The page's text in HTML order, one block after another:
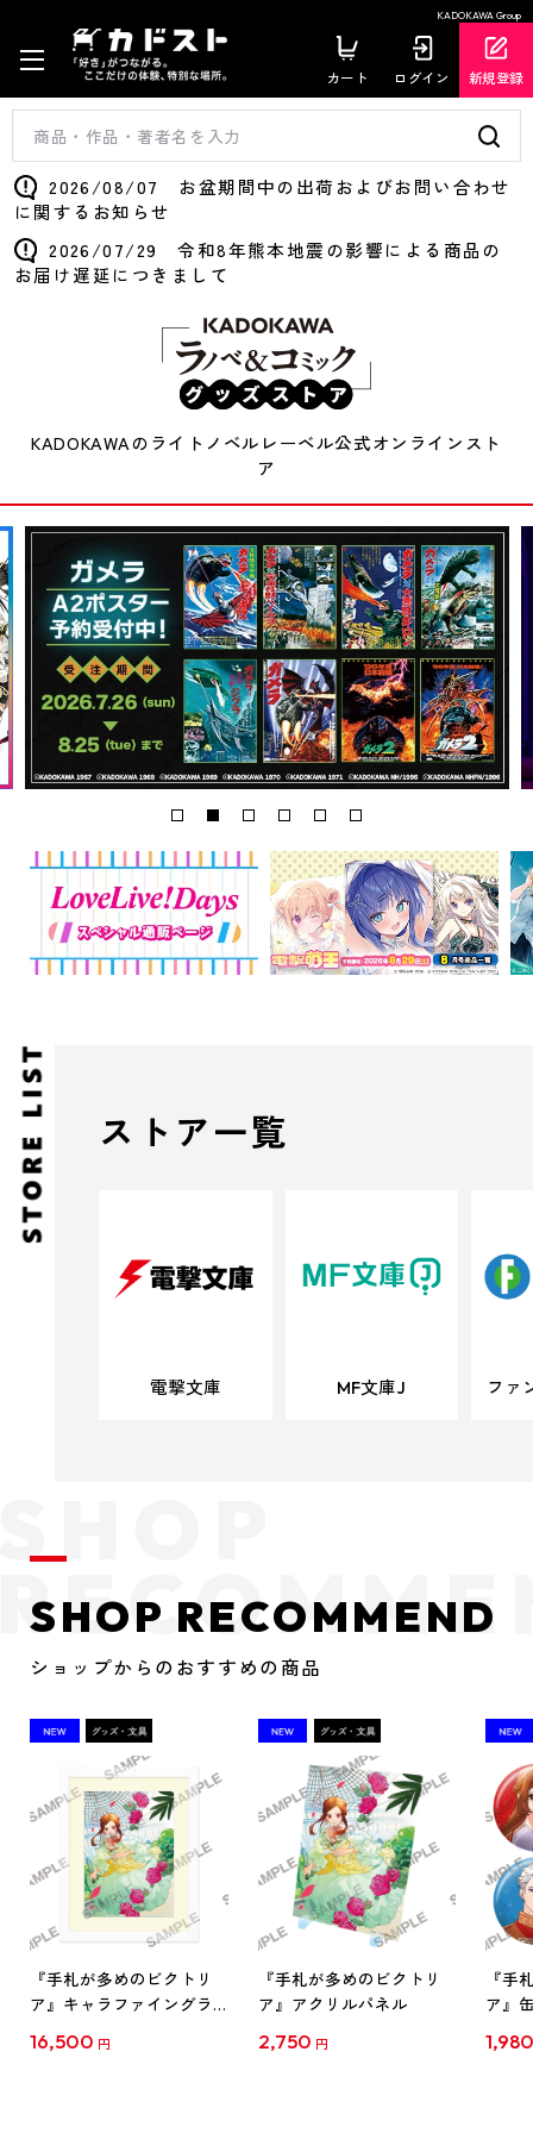
KADOKAWA Group
カート ログイン 新規登録
2026/08/07 お盆期間中の出荷およびお問い合わせ
に関するお知らせ
2026/07/29 令和8年熊本地震の影響による商品の
お届け遅延につきまして
KADOKAWAのライトノベルレーベル公式オンラインスト
ア
ストア一覧
電撃文庫 MF文庫J ファ
SHOP RECOMMEND
ショップからのおすすめの商品
『手札が多めのビクトリ
ア』キャラファイングラ
16,500 円
『手札が多めのビクトリ
ア』アクリルパネル
2,750 円
『手
ア』